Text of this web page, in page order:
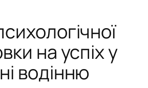
на успіх у
водінню